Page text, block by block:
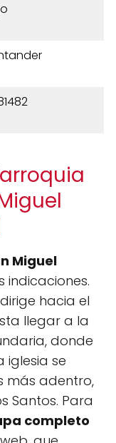
Miguel
indicaciones.
hacia el
llegar a la
donde
iglesia se
más adentro,
Santos. Para
completo